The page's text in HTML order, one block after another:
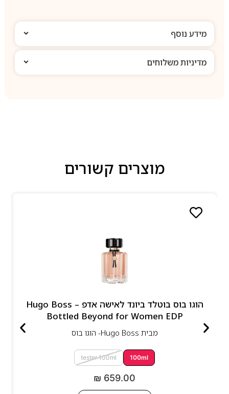
מידע נוסף
מדיניות משלוחים
מוצרים קשורים
הוגו בוס בוטלד ביונד לאישה אדפ – Hugo Boss
Bottled Beyond for Women EDP
מבית Hugo Boss- הוגו בוס
100ml
tester 100ml
₪ 659.00